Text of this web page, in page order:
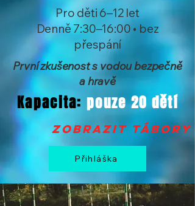
Pro děti 6–12 let
Denně 7:30–16:00 • bez
přespání
První zkušenost s vodou bezpečně
a hravě
Kapacita:pouze 20 dětí
zobrazit tábory
Přihláška